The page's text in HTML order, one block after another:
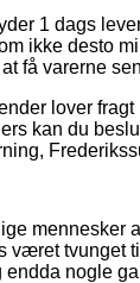
1 dags
ikke desto
få varerne
lover
kan du
mennesker
været tvunget
endda nogle